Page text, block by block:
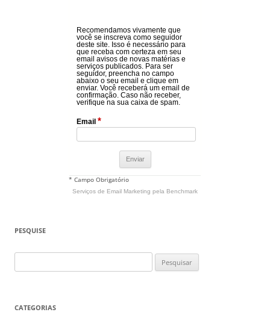
Recomendamos vivamente que
você se inscreva como seguidor
deste site. Isso é necessário para
que receba com certeza em seu
email avisos de novas matérias e
serviços publicados. Para ser
seguidor, preencha no campo
abaixo o seu email e clique em
enviar. Você receberá um email de
confirmação. Caso não receber,
verifique na sua caixa de spam.
Email *
* Campo Obrigatório
Serviços de Email Marketing pela Benchmark
PESQUISE
por:
CATEGORIAS